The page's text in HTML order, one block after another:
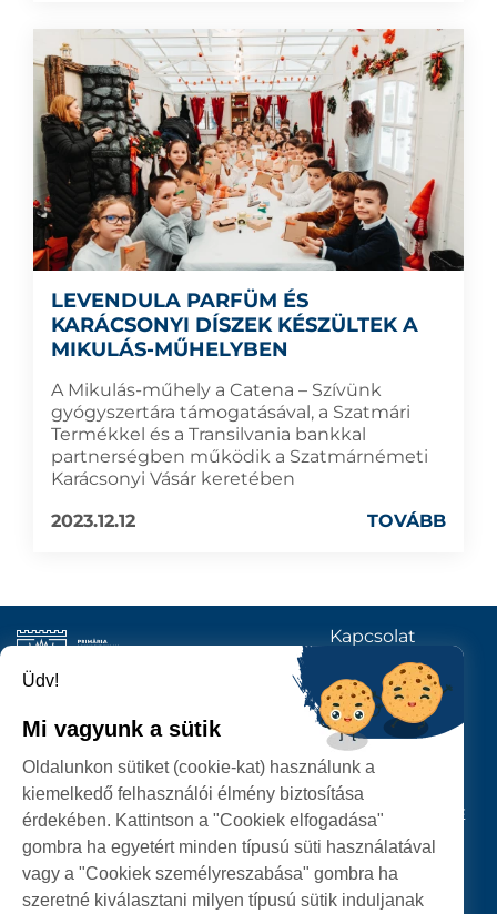
LEVENDULA PARFÜM ÉS
KARÁCSONYI DÍSZEK KÉSZÜLTEK A
MIKULÁS-MŰHELYBEN
A Mikulás-műhely a Catena – Szívünk
gyógyszertára támogatásával, a Szatmári
Termékkel és a Transilvania bankkal
partnerségben működik a Szatmárnémeti
Karácsonyi Vásár keretében
2023.12.12
TOVÁBB
SZEMÉLYES ADATOK VÉDELME
SZATMÁRNÉMETI
POLGÁRMESTERI HIVATAL
P-ȚA 25 OCTOMBRIE, NR. 1 CORP M, 440026 SATU MARE
Kapcsolat
KÖVESSENEK
Üdv!
Mi vagyunk a sütik
Oldalunkon sütiket (cookie-kat) használunk a
kiemelkedő felhasználói élmény biztosítása
érdekében. Kattintson a "Cookiek elfogadása"
gombra ha egyetért minden típusú süti használatával
vagy a "Cookiek személyreszabása" gombra ha
szeretné kiválasztani milyen típusú sütik induljanak